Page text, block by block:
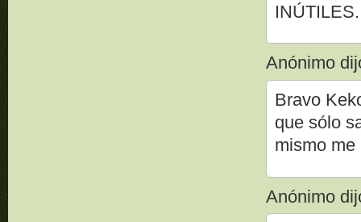
INÚTILES.
Anónimo
Bravo
que sólo
mismo
Anónimo